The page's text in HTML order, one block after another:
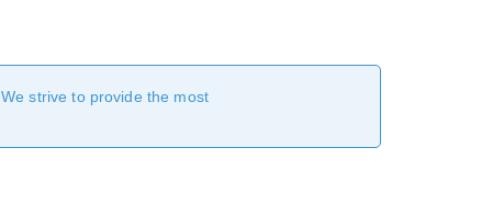
strive to provide the most